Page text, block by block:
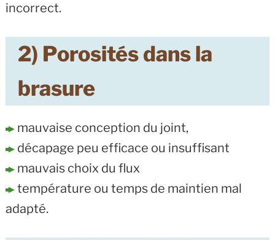
incorrect.
2) Porosités dans la
brasure
mauvaise conception du joint,
décapage peu efficace ou insuffisant
mauvais choix du flux
température ou temps de maintien mal
adapté.